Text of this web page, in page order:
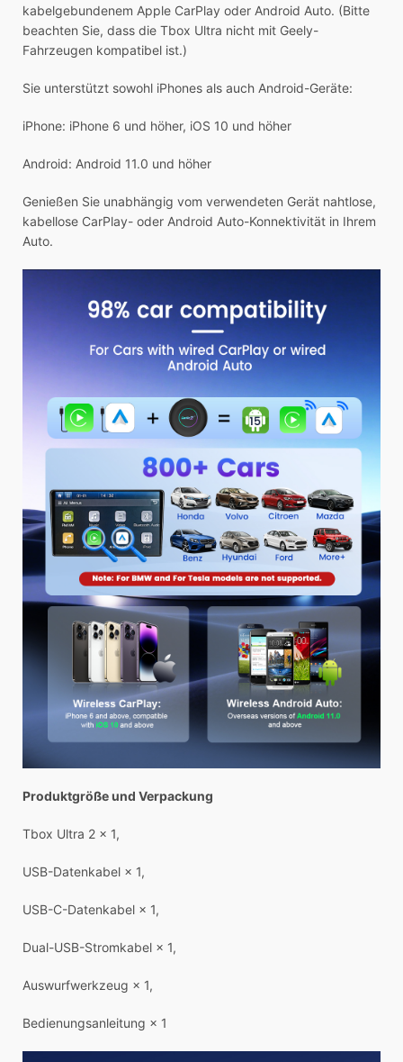
kabelgebundenem Apple CarPlay oder Android Auto. (Bitte
beachten Sie, dass die Tbox Ultra nicht mit Geely-
Fahrzeugen kompatibel ist.)
Sie unterstützt sowohl iPhones als auch Android-Geräte:
iPhone: iPhone 6 und höher, iOS 10 und höher
Android: Android 11.0 und höher
Genießen Sie unabhängig vom verwendeten Gerät nahtlose,
kabellose CarPlay- oder Android Auto-Konnektivität in Ihrem
Auto.
Produktgröße und Verpackung
Tbox Ultra 2 × 1,
USB-Datenkabel × 1,
USB-C-Datenkabel × 1,
Dual-USB-Stromkabel × 1,
Auswurfwerkzeug × 1,
Bedienungsanleitung × 1